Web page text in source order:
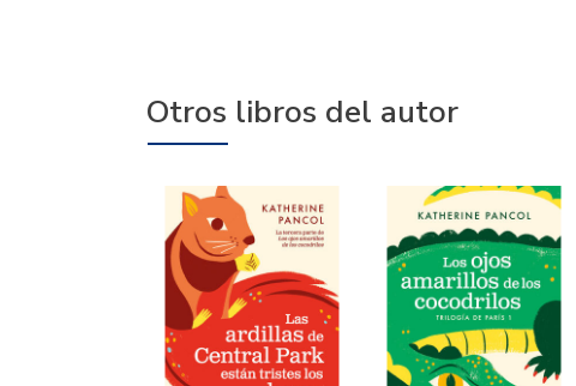
Otros libros del autor